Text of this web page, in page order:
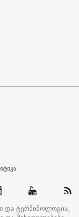
და ტერმინოლოგია,